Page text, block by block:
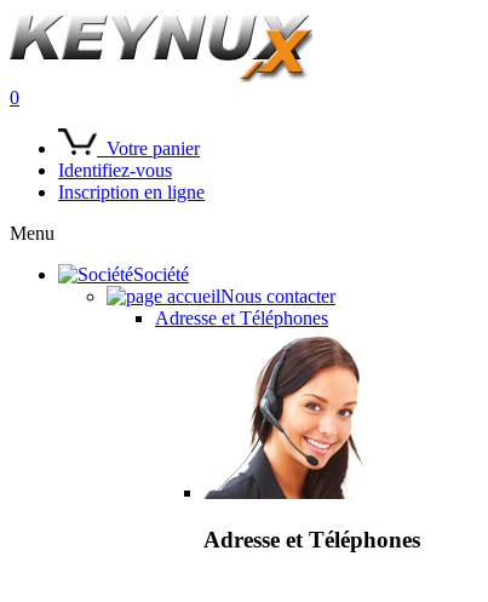
0
Votre panier
Identifiez-vous
Inscription en ligne
Menu
Société
Nous contacter
Adresse et Téléphones
Adresse et Téléphones